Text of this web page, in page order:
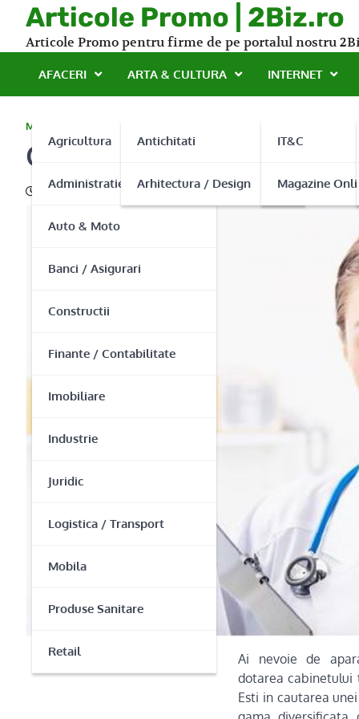
content
Articole Promo | 2Biz.ro
Articole Promo pentru firme de pe portalul nostru
AFACERI
Agricultura
Administratie Publica
Auto & Moto
Banci / Asigurari
Constructii
Finante / Contabilitate
Imobiliare
Industrie
Juridic
Logistica / Transport
Mobila
Produse Sanitare
Retail
ARTA & CULTURA
Antichitati
Arhitectura / Design
INTERNET
IT&C
Magazine
MAGAZINE ONLINE
Clic Med Trade –
27/02/2014
Ai nevoie de
dotarea cabinetului
Esti in cautarea